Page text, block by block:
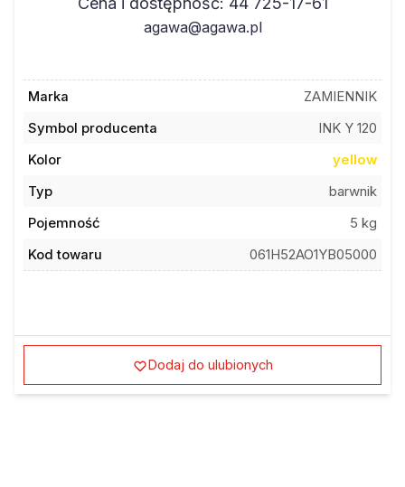
agawa@agawa.pl
Marka
ZAMIENNIK
Symbol producenta
INK Y 120
Kolor
yellow
Typ
barwnik
Pojemność
5 kg
Kod towaru
061H52AO1YB05000
Dodaj do ulubionych